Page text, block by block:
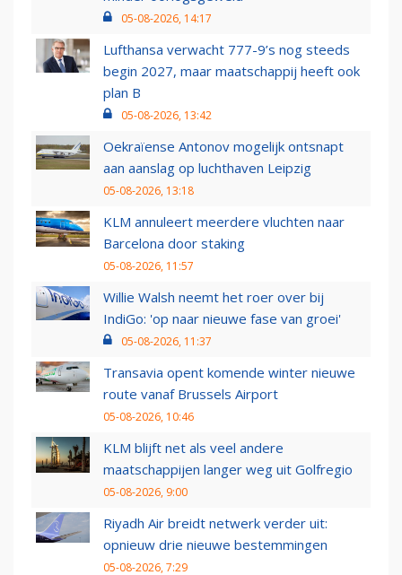
05-08-2026, 14:17
Lufthansa verwacht 777-9’s nog steeds
begin 2027, maar maatschappij heeft ook
plan B
05-08-2026, 13:42
Oekraïense Antonov mogelijk ontsnapt
aan aanslag op luchthaven Leipzig
05-08-2026, 13:18
KLM annuleert meerdere vluchten naar
Barcelona door staking
05-08-2026, 11:57
Willie Walsh neemt het roer over bij
IndiGo: 'op naar nieuwe fase van groei'
05-08-2026, 11:37
Transavia opent komende winter nieuwe
route vanaf Brussels Airport
05-08-2026, 10:46
KLM blijft net als veel andere
maatschappijen langer weg uit Golfregio
05-08-2026, 9:00
Riyadh Air breidt netwerk verder uit:
opnieuw drie nieuwe bestemmingen
05-08-2026, 7:29